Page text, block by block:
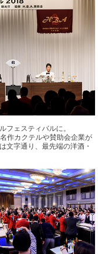
フェスティバルに。
作カクテルや賛助会企業が
文字通り、最先端の洋酒・